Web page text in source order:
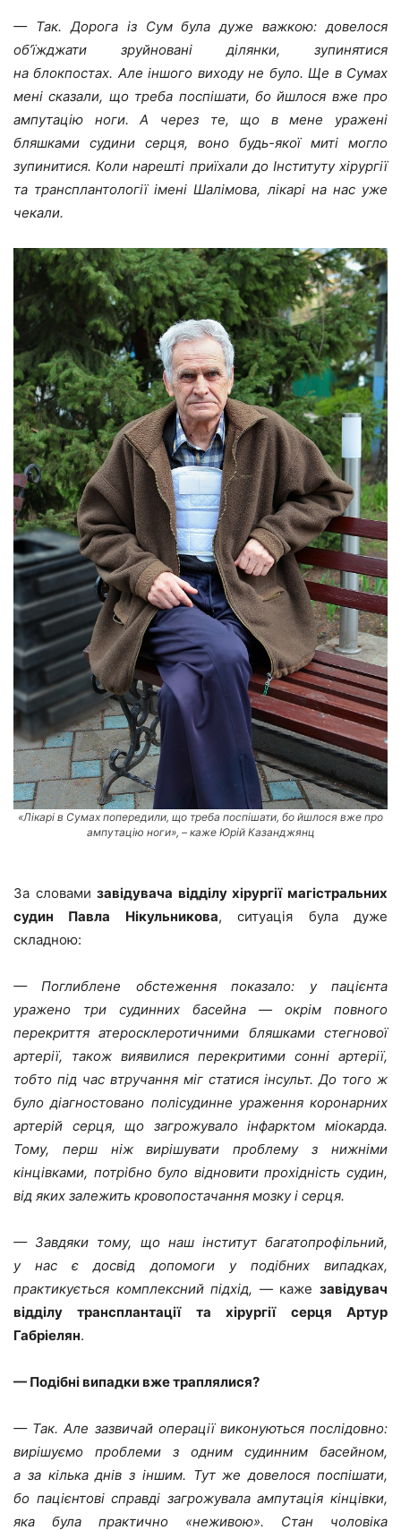
— Так. Дорога із Сум була дуже важкою: довелося
об’їжджати зруйновані ділянки, зупинятися
на блокпостах. Але іншого виходу не було. Ще в Сумах
мені сказали, що треба поспішати, бо йшлося вже про
ампутацію ноги. А через те, що в мене уражені
бляшками судини серця, воно будь-якої миті могло
зупинитися. Коли нарешті приїхали до Інституту хірургії
та трансплантології імені Шалімова, лікарі на нас уже
чекали.
«Лікарі в Сумах попередили, що треба поспішати, бо йшлося вже про
ампутацію ноги», – каже Юрій Казанджянц
За словамизавідувача відділу хірургії магістральних
судин Павла Нікульникова, ситуація була дуже
складною:
— Поглиблене обстеження показало: у пацієнта
уражено три судинних басейна — окрім повного
перекриття атеросклеротичними бляшками стегнової
артерії, також виявилися перекритими сонні артерії,
тобто під час втручання міг статися інсульт. До того ж
було діагностовано полісудинне ураження коронарних
артерій серця, що загрожувало інфарктом міокарда.
Тому, перш ніж вирішувати проблему з нижніми
кінцівками, потрібно було відновити прохідність судин,
від яких залежить кровопостачання мозку і серця.
— Завдяки тому, що наш інститут багатопрофільний,
у нас є досвід допомоги у подібних випадках,
практикується комплексний підхід, — кажезавідувач
відділу трансплантації та хірургії серця Артур
Габріелян.
— Подібні випадки вже траплялися?
— Так. Але зазвичай операції виконуються послідовно:
вирішуємо проблеми з одним судинним басейном,
а за кілька днів з іншим. Тут же довелося поспішати,
бо пацієнтові справді загрожувала ампутація кінцівки,
яка була практично «неживою». Стан чоловіка